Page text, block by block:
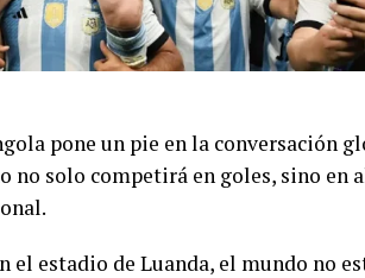
pone un pie en la conversación
solo competirá en goles, sino en
el estadio de Luanda, el mundo no